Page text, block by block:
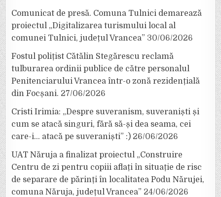
Comunicat de presă. Comuna Tulnici demarează
proiectul „Digitalizarea turismului local al
comunei Tulnici, județul Vrancea” 30/06/2026
Fostul polițist Cătălin Stegărescu reclamă
tulburarea ordinii publice de către personalul
Penitenciarului Vrancea într-o zonă rezidențială
din Focșani. 27/06/2026
Cristi Irimia: „Despre suveranism, suveraniști și
cum se atacă singuri, fără să-și dea seama, cei
care-i… atacă pe suveraniști” :) 26/06/2026
UAT Năruja a finalizat proiectul „Construire
Centru de zi pentru copiii aflați în situație de risc
de separare de părinți în localitatea Podu Nărujei,
comuna Năruja, județul Vrancea” 24/06/2026